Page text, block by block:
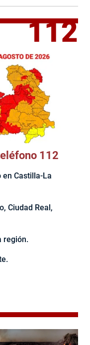
112
112
en Castilla-La
Ciudad Real,
región.